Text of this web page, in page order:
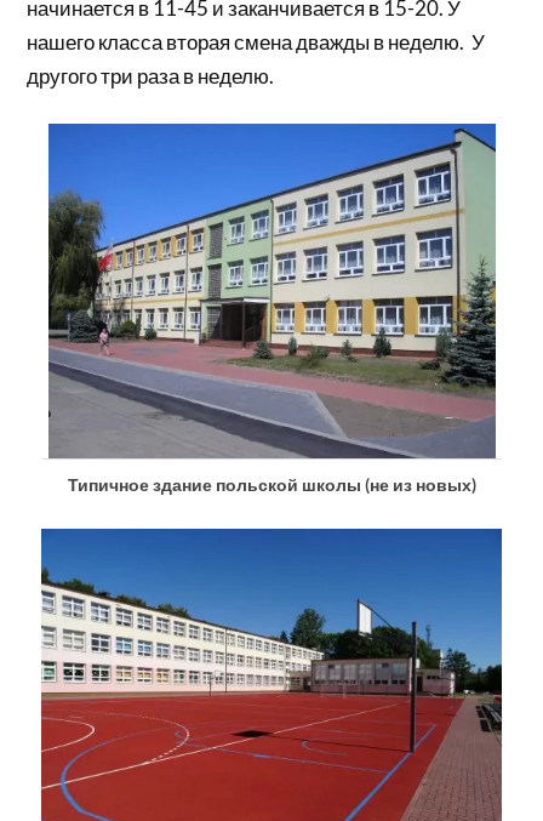
начинается в 11-45 и заканчивается в 15-20. У
нашего класса вторая смена дважды в неделю. У
другого три раза в неделю.
Типичное здание польской школы (не из новых)